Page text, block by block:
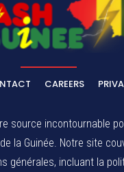
CAREERS
source incontournable
la Guinée. Notre site
générales, incluant la